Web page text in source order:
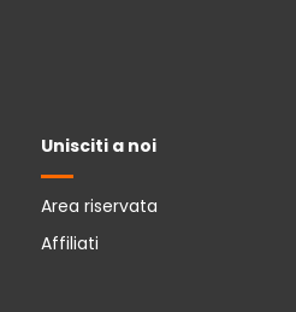
Unisciti a noi
Area riservata
Affiliati